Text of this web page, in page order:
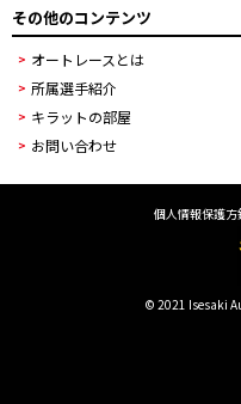
その他のコンテンツ
オートレースとは
所属選手紹介
キラットの部屋
お問い合わせ
個人情報保護方
© 2021 Isesaki